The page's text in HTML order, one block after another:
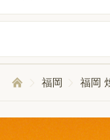
福岡 福岡